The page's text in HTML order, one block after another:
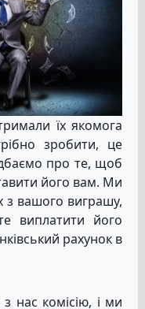
їх якомога
зробити, це
про те, щоб
його вам. Ми
з вашого виграшу,
виплатити його
рахунок в
нас комісію, і ми